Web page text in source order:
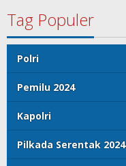
Tag Populer
Polri
Pemilu 2024
Kapolri
Pilkada Serentak 2024